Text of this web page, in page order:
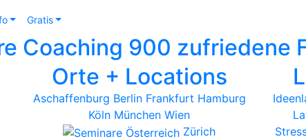
Gratis
900 zufriedene
Orte + Locations
Aschaffenburg Berlin Frankfurt Hamburg
Köln München Wien
Zürich